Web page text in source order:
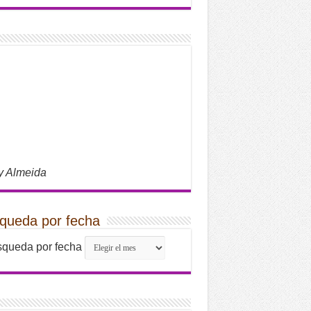
Almeida
por fecha
por fecha